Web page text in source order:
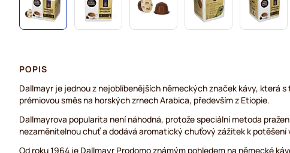
POPIS
Dallmayr je jednou z nejoblíbenějších německých značek kávy, která
prémiovou směs na horských zrnech Arabica, především z Etiopie.
Dallmayrova popularita není náhodná, protože speciální metoda
nezaměnitelnou chuť a dodává aromatický chuťový zážitek k potěšení
Od roku 1964 je Dallmayr Prodomo známým pohledem na německé